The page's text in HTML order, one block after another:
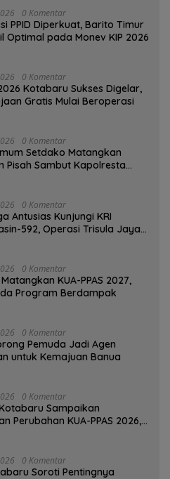
0 Komentar
PPID Diperkuat, Barito Timur
Optimal pada Monev KIP 2026
0 Komentar
Kotabaru Sukses Digelar,
Gratis Mulai Beroperasi
0 Komentar
Setdako Matangkan
Pisah Sambut Kapolresta
0 Komentar
Antusias Kunjungi KRI
592, Operasi Trisula Jaya
0 Komentar
KUA-PPAS 2027,
Program Berdampak
0 Komentar
Pemuda Jadi Agen
untuk Kemajuan Banua
0 Komentar
Sampaikan
Perubahan KUA-PPAS 2026,
0 Komentar
Soroti Pentingnya